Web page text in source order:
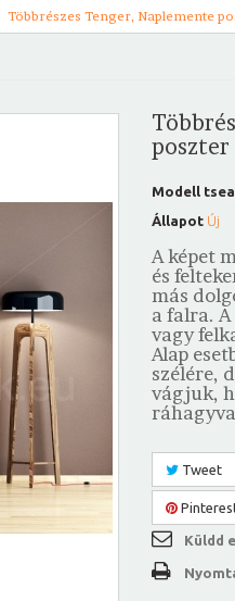
Többrészes Tenger, Naplemente
poszter
Modell
Állapot Új
A képet
és
más
a falra.
vagy
Alap
szélére,
vágjuk,
Tweet
Küldd